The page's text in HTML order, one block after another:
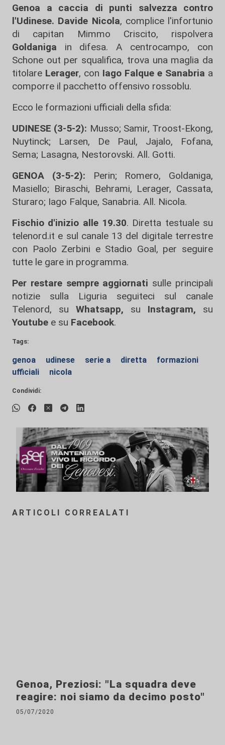
Genoa a caccia di punti salvezza contro
l'Udinese. Davide Nicola, complice l'infortunio
di capitan Mimmo Criscito, rispolvera
Goldaniga in difesa. A centrocampo, con
Schone out per squalifica, trova una maglia da
titolare Lerager, con Iago Falque e Sanabria a
comporre il pacchetto offensivo rossoblu.
Ecco le formazioni ufficiali della sfida:
UDINESE (3-5-2): Musso; Samir, Troost-Ekong,
Nuytinck; Larsen, De Paul, Jajalo, Fofana,
Sema; Lasagna, Nestorovski. All. Gotti.
GENOA (3-5-2): Perin; Romero, Goldaniga,
Masiello; Biraschi, Behrami, Lerager, Cassata,
Sturaro; Iago Falque, Sanabria. All. Nicola.
Fischio d'inizio alle 19.30. Diretta testuale su
telenord.it e sul canale 13 del digitale terrestre
con Paolo Zerbini e Stadio Goal, per seguire
tutte le gare in programma.
Per restare sempre aggiornati sulle principali
notizie sulla Liguria seguiteci sul canale
Telenord, su
Whatsapp, su Instagram, su
Youtube e su Facebook.
Tags:
genoa udinese serie a diretta
formazioni
ufficiali
nicola
Condividi:
ARTICOLI CORREALATI
Genoa, Preziosi: "La squadra deve
reagire: noi siamo da decimo posto"
05/07/2020